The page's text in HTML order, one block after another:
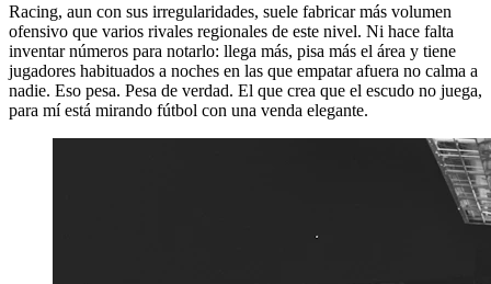
Racing, aun con sus irregularidades, suele fabricar más volumen
ofensivo que varios rivales regionales de este nivel. Ni hace falta
inventar números para notarlo: llega más, pisa más el área y tiene
jugadores habituados a noches en las que empatar afuera no calma a
nadie. Eso pesa. Pesa de verdad. El que crea que el escudo no juega,
para mí está mirando fútbol con una venda elegante.